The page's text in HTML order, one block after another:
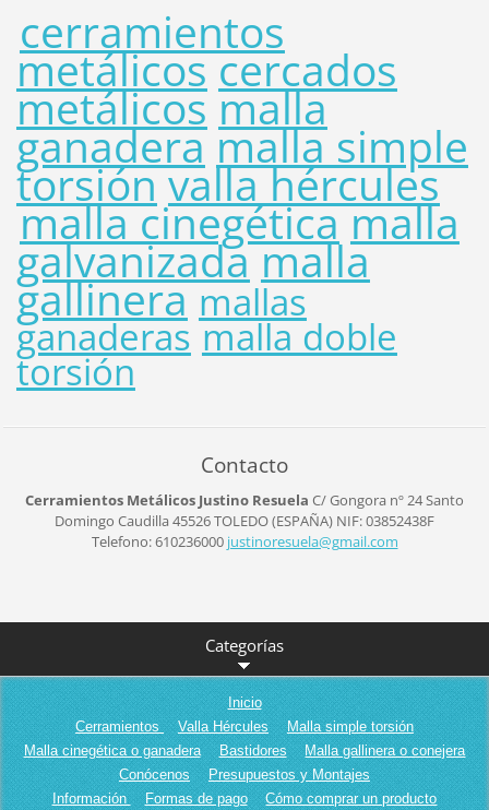
cerramientos
metálicoscercados
metálicosmalla
ganadera malla simple
torsiónvalla hércules
malla cinegéticamalla
galvanizadamalla
gallinera mallas
ganaderas malla doble
torsión
Contacto
Cerramientos Metálicos Justino Resuela C/ Gongora nº 24Santo
Domingo Caudilla 45526TOLEDO (ESPAÑA) NIF: 03852438F
Telefono: 610236000 justinoresuela@gmail.com
Categorías
Inicio
Cerramientos
Valla Hércules
Malla simple torsión
Malla cinegética o ganadera
Bastidores
Malla gallinera o conejera
Conócenos
Presupuestos y Montajes
Información
Formas de pago Cómo comprar un producto